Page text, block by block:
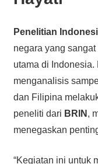
Penelitian
negara yang sangat
utama di
menganalisis
dan Filipina
peneliti dari BRIN ,
menegaskan
“Kegiatan ini untuk